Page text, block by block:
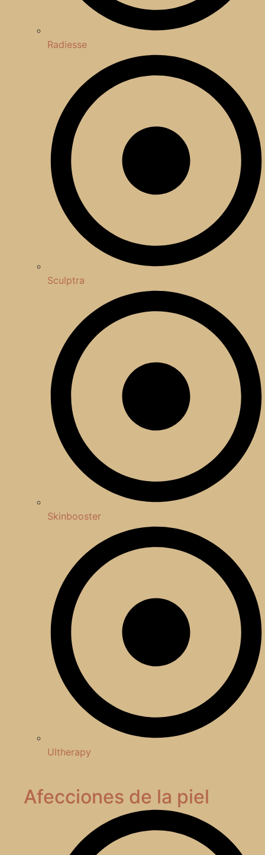
Radiesse
Sculptra
Skinbooster
Ultherapy
Afecciones de la piel